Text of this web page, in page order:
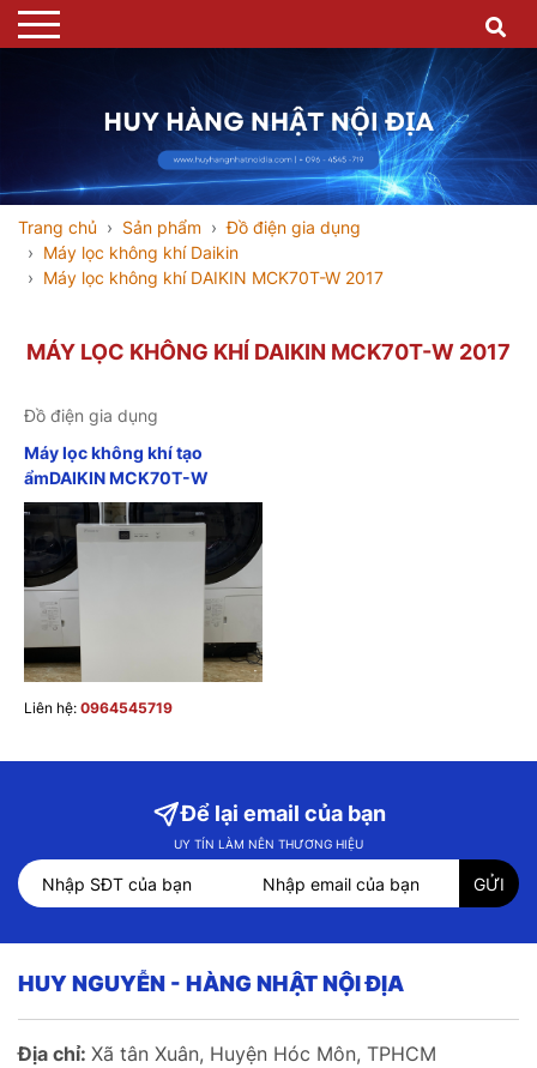
Trang chủ Sản phẩm
Đồ điện gia dụng
Máy lọc không khí Daikin
Máy lọc không khí DAIKIN MCK70T-W 2017
MÁY LỌC KHÔNG KHÍ DAIKIN MCK70T-W 2017
Đồ điện gia dụng
Máy lọc không khí tạo
ẩmDAIKIN MCK70T-W
Liên hệ: 0964545719
Để lại email của bạn
UY TÍN LÀM NÊN THƯƠNG HIỆU
HUY NGUYỄN - HÀNG NHẬT NỘI ĐỊA
Địa chỉ: Xã tân Xuân, Huyện Hóc Môn, TPHCM